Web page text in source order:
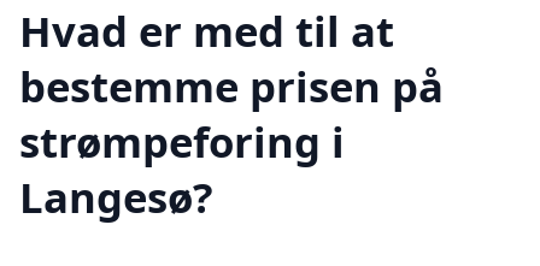
Hvad er med til at
bestemme prisen på
strømpeforing i
Langesø?